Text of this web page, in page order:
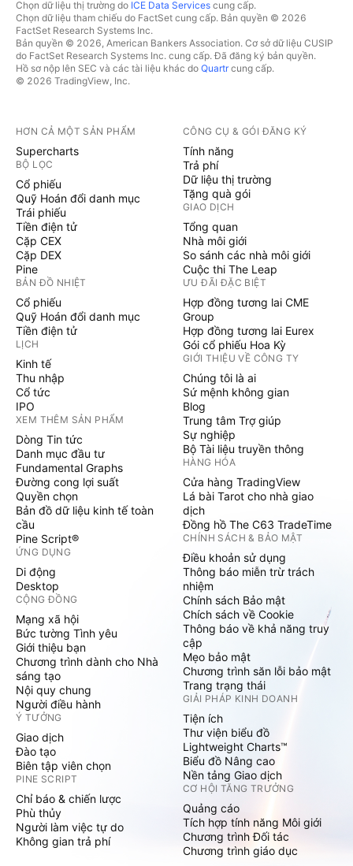
Chọn dữ liệu thị trường do ICE Data Services cung cấp.
Chọn dữ liệu tham chiếu do FactSet cung cấp. Bản quyền © 2026
FactSet Research Systems Inc.
Bản quyền © 2026, American Bankers Association. Cơ sở dữ liệu CUSIP
do FactSet Research Systems Inc. cung cấp. Đã đăng ký bản quyền.
Hồ sơ nộp lên SEC và các tài liệu khác do Quartrcung cấp.
© 2026 TradingView, Inc.
HƠN CẢ MỘT SẢN PHẨM
Supercharts
BỘ LỌC
Cổ phiếu
Quỹ Hoán đổi danh mục
Trái phiếu
Tiền điện tử
Cặp CEX
Cặp DEX
Pine
BẢN ĐỒ NHIỆT
Cổ phiếu
Quỹ Hoán đổi danh mục
Tiền điện tử
LỊCH
Kinh tế
Thu nhập
Cổ tức
IPO
XEM THÊM SẢN PHẨM
Dòng Tin tức
Danh mục đầu tư
Fundamental Graphs
Đường cong lợi suất
Quyền chọn
Bản đồ dữ liệu kinh tế toàn
cầu
Pine Script®
ỨNG DỤNG
Di động
Desktop
CỘNG ĐỒNG
Mạng xã hội
Bức tường Tình yêu
Giới thiệu bạn
Chương trình dành cho Nhà
sáng tạo
Nội quy chung
Người điều hành
Ý TƯỞNG
Giao dịch
Đào tạo
Biên tập viên chọn
PINE SCRIPT
Chỉ báo & chiến lược
Phù thủy
Người làm việc tự do
Không gian trả phí
CÔNG CỤ & GÓI ĐĂNG KÝ
Tính năng
Trả phí
Dữ liệu thị trường
Tặng quà gói
GIAO DỊCH
Tổng quan
Nhà môi giới
So sánh các nhà môi giới
Cuộc thi The Leap
ƯU ĐÃI ĐẶC BIỆT
Hợp đồng tương lai CME
Group
Hợp đồng tương lai Eurex
Gói cổ phiếu Hoa Kỳ
GIỚI THIỆU VỀ CÔNG TY
Chúng tôi là ai
Sứ mệnh không gian
Blog
Trung tâm Trợ giúp
Sự nghiệp
Bộ Tài liệu truyền thông
HÀNG HÓA
Cửa hàng TradingView
Lá bài Tarot cho nhà giao
dịch
Đồng hồ The C63 TradeTime
CHÍNH SÁCH & BẢO MẬT
Điều khoản sử dụng
Thông báo miễn trừ trách
nhiệm
Chính sách Bảo mật
Chích sách về Cookie
Thông báo về khả năng truy
cập
Mẹo bảo mật
Chương trình săn lỗi bảo mật
Trang trạng thái
GIẢI PHÁP KINH DOANH
Tiện ích
Thư viện biểu đồ
Lightweight Charts™
Biểu đồ Nâng cao
Nền tảng Giao dịch
CƠ HỘI TĂNG TRƯỞNG
Quảng cáo
Tích hợp tính năng Môi giới
Chương trình Đối tác
Chương trình giáo dục